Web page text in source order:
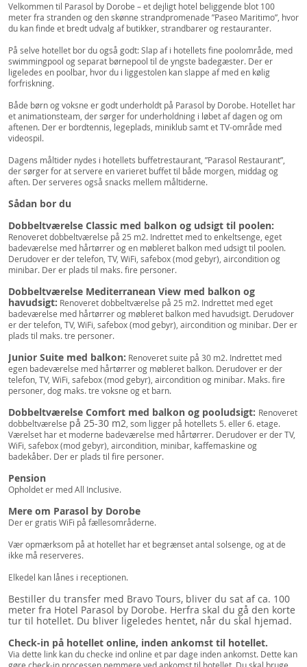
Velkommen til Parasol by Dorobe – et dejligt hotel beliggende blot 100
meter fra stranden og den skønne strandpromenade ”Paseo Maritimo”, hvor
du kan finde et bredt udvalg af butikker, strandbarer og restauranter.
På selve hotellet bor du også godt: Slap af i hotellets fine poolområde, med
swimmingpool og separat børnepool til de yngste badegæster. Der er
ligeledes en poolbar, hvor du i liggestolen kan slappe af med en kølig
forfriskning.
Både børn og voksne er godt underholdt på Parasol by Dorobe. Hotellet har
et animationsteam, der sørger for underholdning i løbet af dagen og om
aftenen. Der er bordtennis, legeplads, miniklub samt et TV-område med
videospil.
Dagens måltider nydes i hotellets buffetrestaurant, ”Parasol Restaurant”,
der sørger for at servere en varieret buffet til både morgen, middag og
aften. Der serveres også snacks mellem måltiderne.
Sådan bor du
Dobbeltværelse Classic med balkon og udsigt til poolen:
Renoveret dobbeltværelse på 25 m2. Indrettet med to enkeltsenge, eget
badeværelse med hårtørrer og en møbleret balkon med udsigt til poolen.
Derudover er der telefon, TV, WiFi, safebox (mod gebyr), aircondition og
minibar. Der er plads til maks. fire personer.
Dobbeltværelse Mediterranean View med balkon og
havudsigt: Renoveret dobbeltværelse på 25 m2. Indrettet med eget
badeværelse med hårtørrer og møbleret balkon med havudsigt. Derudover
er der telefon, TV, WiFi, safebox (mod gebyr), aircondition og minibar. Der er
plads til maks. tre personer.
Junior Suite med balkon: Renoveret suite på 30 m2. Indrettet med
egen badeværelse med hårtørrer og møbleret balkon. Derudover er der
telefon, TV, WiFi, safebox (mod gebyr), aircondition og minibar. Maks. fire
personer, dog maks. tre voksne og et barn.
Dobbeltværelse Comfort med balkon og pooludsigt: Renoveret
dobbeltværelse på 25-30 m2 , som ligger på hotellets 5. eller 6. etage.
Værelset har et moderne badeværelse med hårtørrer. Derudover er der TV,
WiFi, safebox (mod gebyr), aircondition, minibar, kaffemaskine og
badekåber. Der er plads til fire personer.
Pension
Opholdet er med All Inclusive.
Mere om Parasol by Dorobe
Der er gratis WiFi på fællesområderne.
Vær opmærksom på at hotellet har et begrænset antal solsenge, og at de
ikke må reserveres.
Elkedel kan lånes i receptionen.
Bestiller du transfer med Bravo Tours, bliver du sat af ca. 100
meter fra Hotel Parasol by Dorobe. Herfra skal du gå den korte
tur til hotellet. Du bliver ligeledes hentet, når du skal hjemad.
Check-in på hotellet online, inden ankomst til hotellet.
Via dette link kan du checke ind online et par dage inden ankomst. Dette kan